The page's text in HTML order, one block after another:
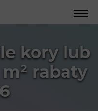
kory lub
rabaty